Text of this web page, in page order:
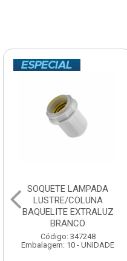
SOQUETE LAMPADA
LUSTRE/COLUNA
BAQUELITE EXTRALUZ
BRANCO
Código: 347248
Embalagem: 10 - UNIDADE